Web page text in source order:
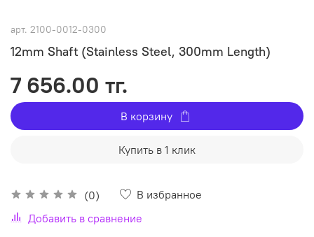
арт. 2100-0012-0300
12mm Shaft (Stainless Steel, 300mm Length)
(0)
В избранное
Добавить в сравнение
7 656.00 тг.
В корзину
Купить в 1 клик